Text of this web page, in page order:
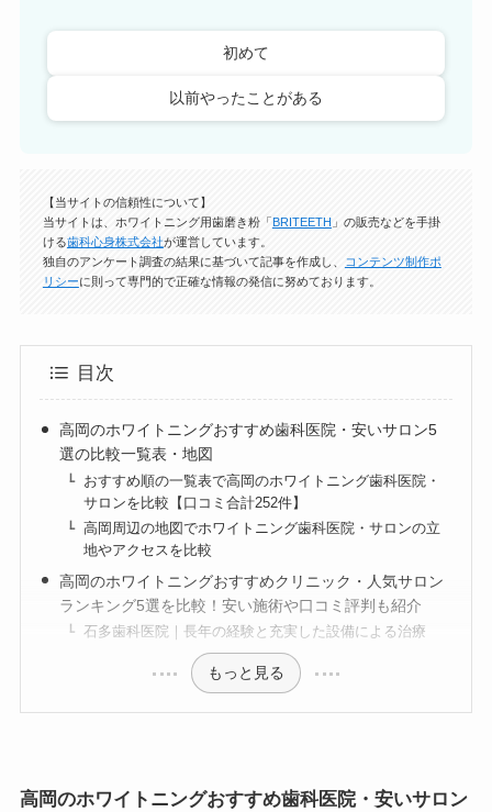
初めて
以前やったことがある
【当サイトの信頼性について】
当サイトは、ホワイトニング用歯磨き粉「BRITEETH 」の販売などを手掛
ける歯科心身株式会社が運営しています。
独自のアンケート調査の結果に基づいて記事を作成し、 コンテンツ制作ポ
リシーに則って専門的で正確な情報の発信に努めております。
目次
高岡のホワイトニングおすすめ歯科医院・安いサロン5
選の比較一覧表・地図
おすすめ順の一覧表で高岡のホワイトニング歯科医院・
サロンを比較【口コミ合計252件】
高岡周辺の地図でホワイトニング歯科医院・サロンの立
地やアクセスを比較
高岡のホワイトニングおすすめクリニック・人気サロン
ランキング5選を比較！安い施術や口コミ評判も紹介
石多歯科医院｜長年の経験と充実した設備による治療
もっと見る
高岡のホワイトニングおすすめ歯科医院・安いサロン